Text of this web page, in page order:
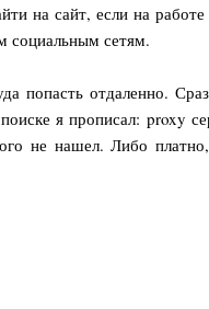
на сайт, если на
социальным сетям.
попасть отдаленно.
я прописал: proxy
не нашел. Либо